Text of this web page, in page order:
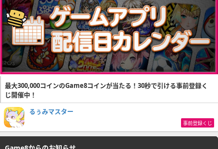
最大300,000コインのGame8コインが当たる！30秒で引ける事前登録く
じ開催中！
るぅみマスター
事前登録くじ